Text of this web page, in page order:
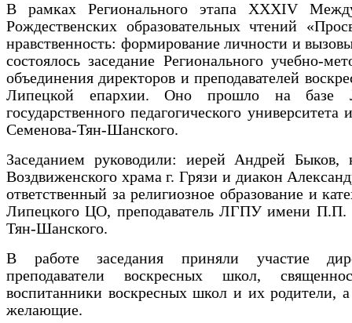
В рамках Регионального этапа ХХXIV
Рождественских образовательных чтений
нравственность: формирование личности и
состоялось заседание Регионального учебно-
объединения директоров и преподавателей
Липецкой епархии. Оно прошло на базе
государственного педагогического
Семенова-Тян-Шанского.
Заседанием руководили: иерей Андрей Быков,
Воздвиженского храма г. Грязи и диакон
ответственный за религиозное образование и
Липецкого ЦО, преподаватель ЛГПУ имени П.П.
Тян-Шанского.
В работе заседания приняли участие
преподаватели воскресных школ,
воспитанники воскресных школ и их родители,
желающие.